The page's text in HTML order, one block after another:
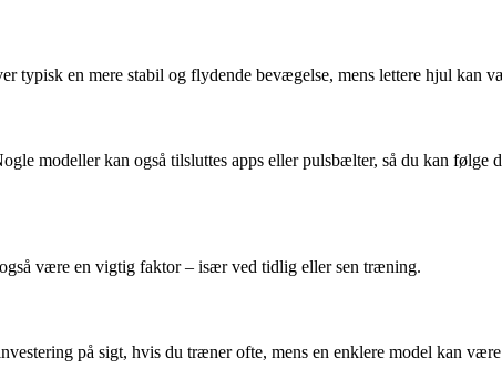
typisk en mere stabil og flydende bevægelse, mens lettere hjul kan
modeller kan også tilsluttes apps eller pulsbælter, så du kan
være en vigtig faktor – især ved tidlig eller sen træning.
på sigt, hvis du træner ofte, mens en enklere model kan